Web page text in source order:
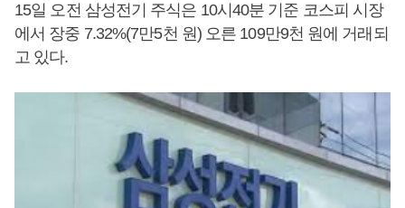
15일 오전 삼성전기 주식은 10시40분 기준 코스피 시장
에서 장중 7.32%(7만5천 원) 오른 109만9천 원에 거래되
고 있다.